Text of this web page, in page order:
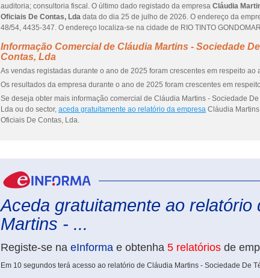
auditoria; consultoria fiscal. O último dado registado da empresa Cláudia
Oficiais De Contas, Lda data do dia 25 de julho de 2026. O endereço da
48/54, 4435-347. O endereço localiza-se na cidade de RIO TINTO
Informação Comercial de Cláudia Martins - Sociedade
Contas, Lda
As vendas registadas durante o ano de 2025 foram crescentes em respeito ao
Os resultados da empresa durante o ano de 2025 foram crescentes em
Se deseja obter mais informação comercial de Cláudia Martins - Sociedade
Lda ou do sector, aceda gratuitamente ao relatório da empresa Cláudia
Oficiais De Contas, Lda.
Aceda gratuitamente ao relatório
Martins - ...
Registe-se na eInforma e obtenha 5 relatórios de
Em 10 segundos terá acesso ao relatório de Cláudia Martins - Sociedade De